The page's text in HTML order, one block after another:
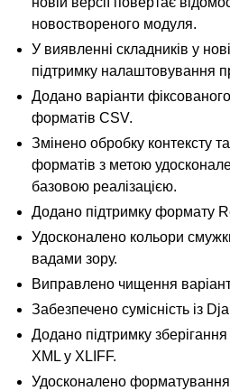
новоствореного модуля.
У виявленні складників у
підтримку налаштовування
Додано варіанти
форматів CSV.
Змінено обробку контексту
форматів з метою
базовою реалізацією.
Додано підтримку формату
Удосконалено кольори
вадами зору.
Виправлено чищення
Забезпечено сумісність із
Додано підтримку
XML у XLIFF.
Удосконалено